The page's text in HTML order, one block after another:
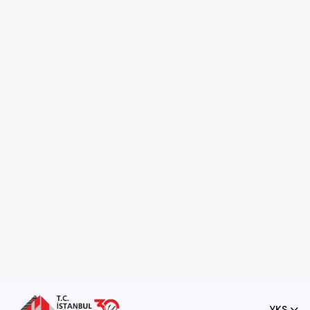
ve kampüs yaşamına gerçek anlamda dahil olabileceğin